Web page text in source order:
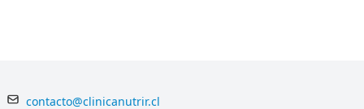
contacto@clinicanutrir.cl